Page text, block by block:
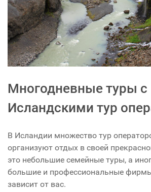
Многодневные туры с
Исландскими тур
В Исландии множество тур
организуют отдых в своей
это небольшие семейные туры, а
большие и профессиональные
зависит от вас.